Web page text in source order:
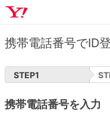
携帯電話番号でID
STEP1
携帯電話番号を入力